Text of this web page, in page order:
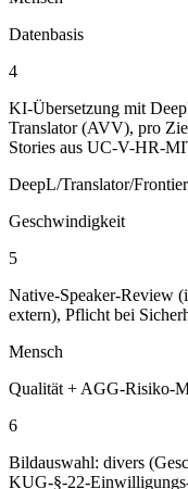
Datenbasis
4
KI-Übersetzung mit
Translator (AVV), pro
Stories aus UC-V-HR-
DeepL/Translator/
Geschwindigkeit
5
Native-Speaker-Review
extern), Pflicht bei
Mensch
Qualität + AGG-Risiko-
6
Bildauswahl: divers
KUG-§-22-